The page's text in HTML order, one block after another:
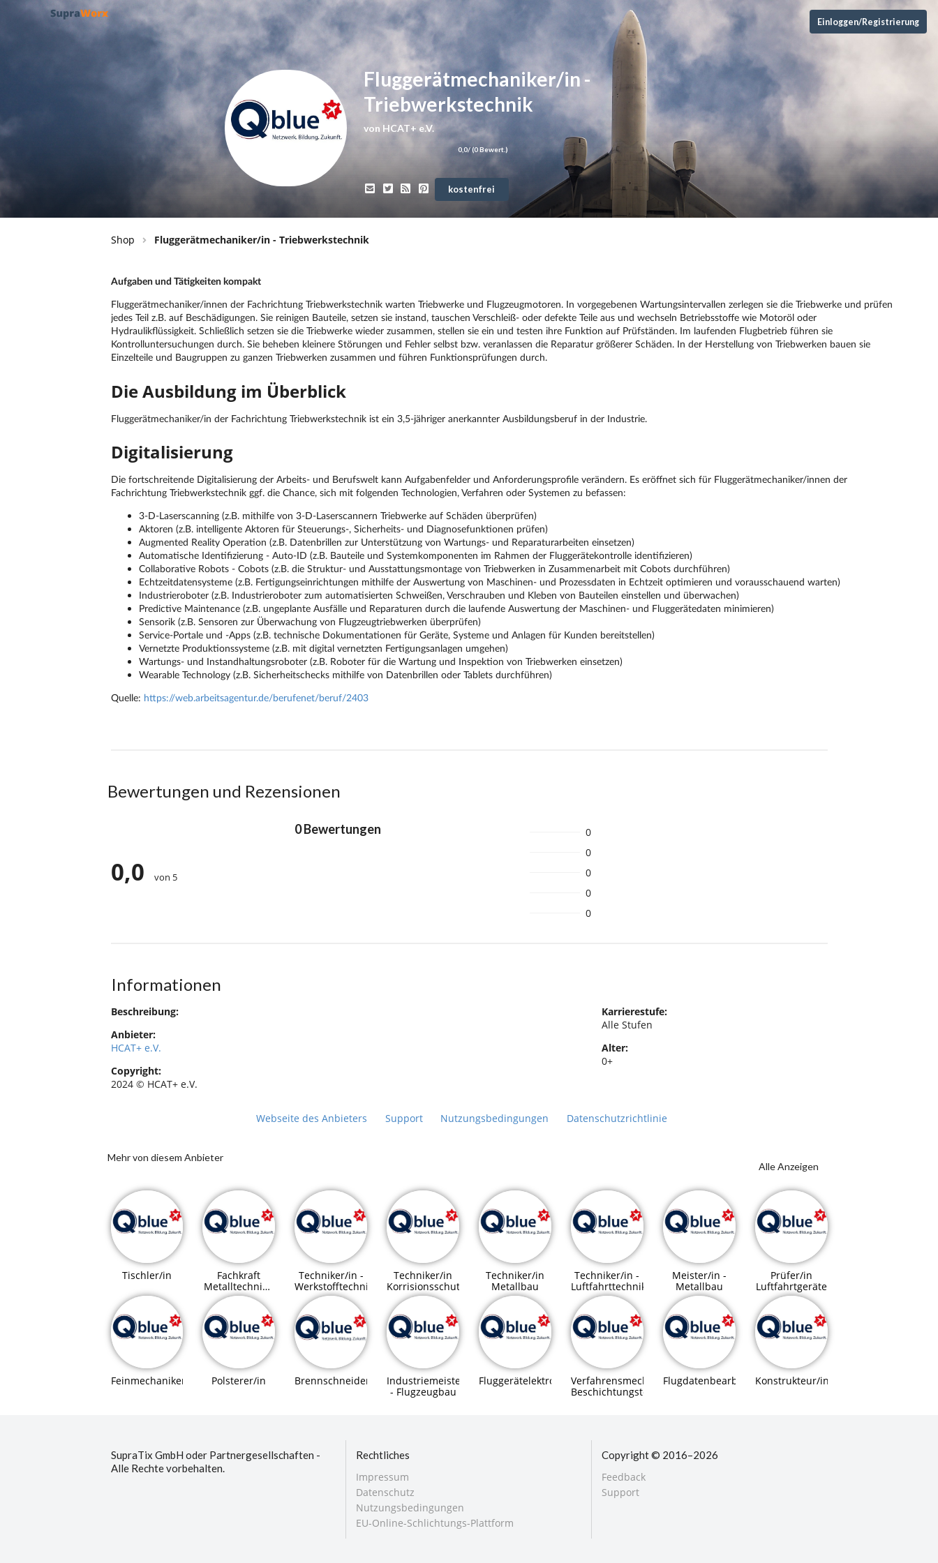
Einloggen/Registrierung
Fluggerätmechaniker/in -
Triebwerkstechnik
von HCAT+ e.V.
0,0/ (0Bewert.)
kostenfrei
Shop Fluggerätmechaniker/in - Triebwerkstechnik
Bewertungen und Rezensionen
0,0 von 5
0 Bewertungen
0
0
0
0
0
Informationen
Beschreibung:
Anbieter:
HCAT+ e.V.
Copyright:
2024 © HCAT+ e.V.
Karrierestufe:
Alle Stufen
Alter:
0+
Webseite des Anbieters Support Nutzungsbedingungen Datenschutzrichtlinie
Mehr von diesem Anbieter
Alle Anzeigen
Tischler/in
Fachkraft
Metalltechnik /
Montagetechnik
Techniker/in -
Werkstofftechnik
Techniker/in
Korrisionsschutz
Techniker/in
Metallbau
Techniker/in -
Luftfahrttechnik
Meister/in -
Metallbau
Prüfer/in
Luftfahrtgeräte
Feinmechaniker/in Polsterer/in Brennschneider/in
Industriemeister/In
- Flugzeugbau
Fluggerätelektroniker/inVerfahrensmechaniker/in
Beschichtungstechnik
Flugdatenbearbeiter/inKonstrukteur/in
SupraTix GmbH oder Partnergesellschaften -
Alle Rechte vorbehalten.
Rechtliches
Impressum
Datenschutz
Nutzungsbedingungen
EU-Online-Schlichtungs-Plattform
Copyright © 2016–2026
Feedback
Support